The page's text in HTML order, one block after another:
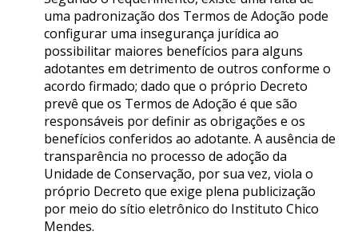
uma padronização dos Termos de Adoção pode
configurar uma insegurança jurídica ao
possibilitar maiores benefícios para alguns
adotantes em detrimento de outros conforme o
acordo firmado; dado que o próprio Decreto
prevê que os Termos de Adoção é que são
responsáveis por definir as obrigações e os
benefícios conferidos ao adotante. A ausência de
transparência no processo de adoção da
Unidade de Conservação, por sua vez, viola o
próprio Decreto que exige plena publicização
por meio do sítio eletrônico do Instituto Chico
Mendes.